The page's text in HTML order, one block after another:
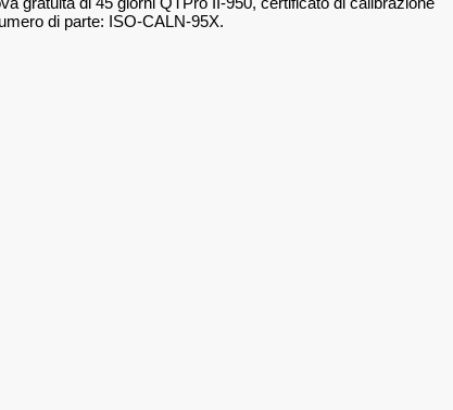
di parte: ISO-CALN-95X.